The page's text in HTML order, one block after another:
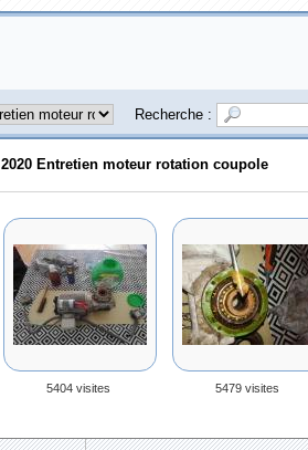
Recherche :
2020 Entretien moteur rotation coupole
5404 visites 5479 visites